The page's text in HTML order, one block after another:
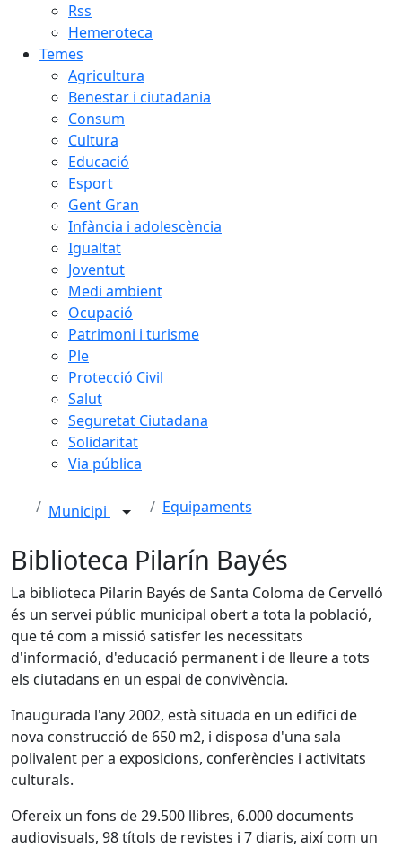
Rss
Hemeroteca
Temes
Agricultura
Benestar i ciutadania
Consum
Cultura
Educació
Esport
Gent Gran
Infància i adolescència
Igualtat
Joventut
Medi ambient
Ocupació
Patrimoni i turisme
Ple
Protecció Civil
Salut
Seguretat Ciutadana
Solidaritat
Via pública
Municipi Equipaments
Biblioteca Pilarín Bayés
La biblioteca Pilarin Bayés de Santa Coloma de Cervelló
és un servei públic municipal obert a tota la població,
que té com a missió satisfer les necessitats
d'informació, d'educació permanent i de lleure a tots
els ciutadans en un espai de convivència.
Inaugurada l'any 2002, està situada en un edifici de
nova construcció de 650 m2, i disposa d'una sala
polivalent per a exposicions, conferències i activitats
culturals.
Ofereix un fons de 29.500 llibres, 6.000 documents
audiovisuals, 98 títols de revistes i 7 diaris, així com un